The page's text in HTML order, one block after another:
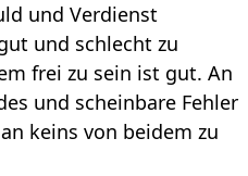
und Verdienst
und schlecht zu
frei zu sein ist gut. An
und scheinbare Fehler
keins von beidem zu